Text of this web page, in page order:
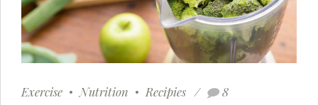
Exercise Nutrition Recipies 8